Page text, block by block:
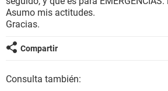
Asumo mis actitudes.
Gracias.
Compartir
Consulta también: